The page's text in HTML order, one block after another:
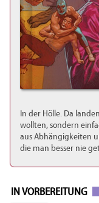
In der Hölle. Da
wollten, sondern
aus Abhängigkeiten
die man besser nie
IN VORBEREITUNG